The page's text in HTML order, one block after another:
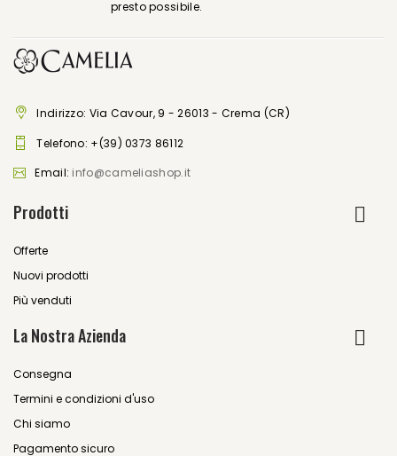
presto possibile.
Indirizzo: Via Cavour, 9 - 26013 - Crema (CR)
Telefono: +(39) 0373 86112
Email: info@cameliashop.it
Prodotti
Offerte
Nuovi prodotti
Più venduti
La Nostra Azienda
Consegna
Termini e condizioni d'uso
Chi siamo
Pagamento sicuro